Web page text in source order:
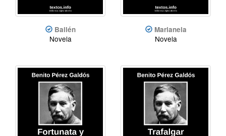
Bailén
Novela
Marianela
Novela